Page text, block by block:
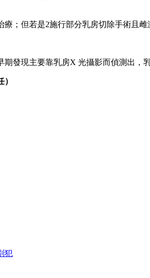
；但若是2施行部分乳房切除手術且雌
發現主要靠乳房X 光攝影而偵測出，
犯